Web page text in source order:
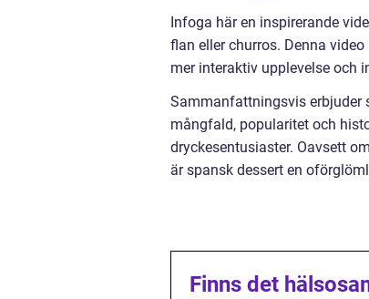
Infoga här en inspirerande
flan eller churros. Denna
mer interaktiv upplevelse och
Sammanfattningsvis erbjuder
mångfald, popularitet och
dryckesentusiaster. Oavsett
är spansk dessert en
Finns det